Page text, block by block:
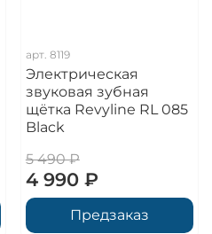
арт. 8119
Электрическая
звуковая зубная
щётка Revyline RL 085
Black
5 490 ₽
4 990 ₽
Предзаказ